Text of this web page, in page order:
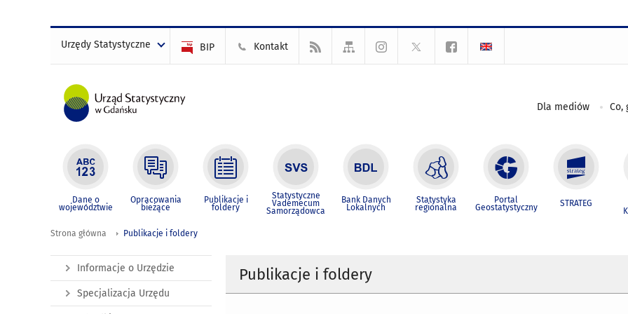
Urzędy Statystyczne BIP Kontakt
Dla mediów Co,
Dane o
województwie
Opracowania
bieżące
Publikacje i
foldery
Statystyczne
Vademecum
Samorządowca
Bank Danych
Lokalnych
Statystyka
regionalna
Portal
Geostatystyczny STRATEG
Strona główna Publikacje i foldery
Publikacje i foldery
Informacje o Urzędzie
Specjalizacja Urzędu